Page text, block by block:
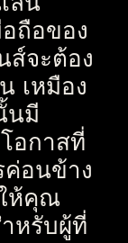
ล่น
ถือของ
จะต้อง
เหมือง
นมี
อกาสที่
ค่อนข้าง
ห้คุณ
หรับผู้ที่